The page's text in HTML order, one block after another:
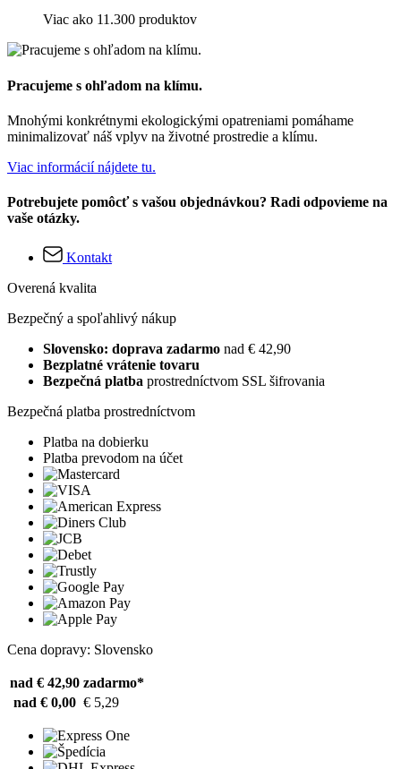
Viac ako 11.300 produktov
Pracujeme s ohľadom na klímu.
Mnohými konkrétnymi ekologickými opatreniami pomáhame
minimalizovať náš vplyv na životné prostredie a klímu.
Viac informácií nájdete tu.
Potrebujete pomôcť s vašou objednávkou? Radi odpovieme na
vaše otázky.
Kontakt
Overená kvalita
Bezpečný a spoľahlivý nákup
Slovensko: doprava zadarmo nad € 42,90
Bezplatné vrátenie tovaru
Bezpečná platba prostredníctvom SSL šifrovania
Bezpečná platba prostredníctvom
Platba na dobierku
Platba prevodom na účet
Cena dopravy: Slovensko
nad € 42,90 zadarmo*
nad € 0,00 € 5,29